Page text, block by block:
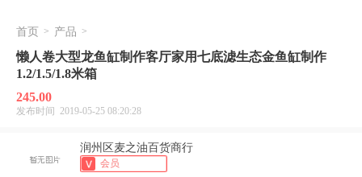
首页 > 产品 >
懒人卷大型龙鱼缸制作客厅家用七底滤生态金鱼缸制作
1.2/1.5/1.8米箱
245.00
发布时间 2019-05-25 08:20:28
润州区麦之油百货商行
会员